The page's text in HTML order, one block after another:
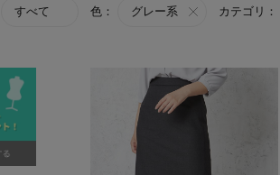
すべて 色： グレー系 カテゴリ：